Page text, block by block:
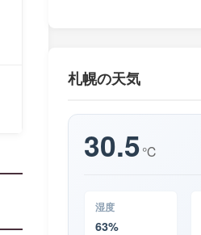
札幌の天気
30.5℃
湿度
63%